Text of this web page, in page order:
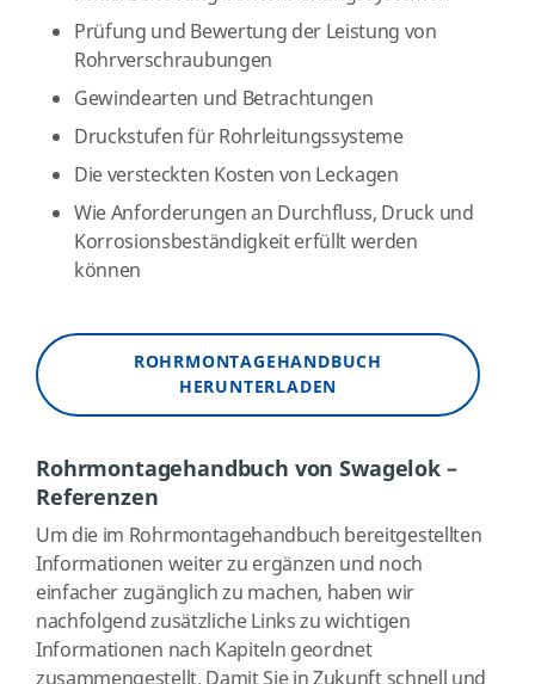
Prüfung und Bewertung der Leistung von
Rohrverschraubungen
Gewindearten und Betrachtungen
Druckstufen für Rohrleitungssysteme
Die versteckten Kosten von Leckagen
Wie Anforderungen an Durchfluss, Druck und
Korrosionsbeständigkeit erfüllt werden
können
ROHRMONTAGEHANDBUCH
HERUNTERLADEN
Rohrmontagehandbuch von Swagelok –
Referenzen
Um die im Rohrmontagehandbuch bereitgestellten
Informationen weiter zu ergänzen und noch
einfacher zugänglich zu machen, haben wir
nachfolgend zusätzliche Links zu wichtigen
Informationen nach Kapiteln geordnet